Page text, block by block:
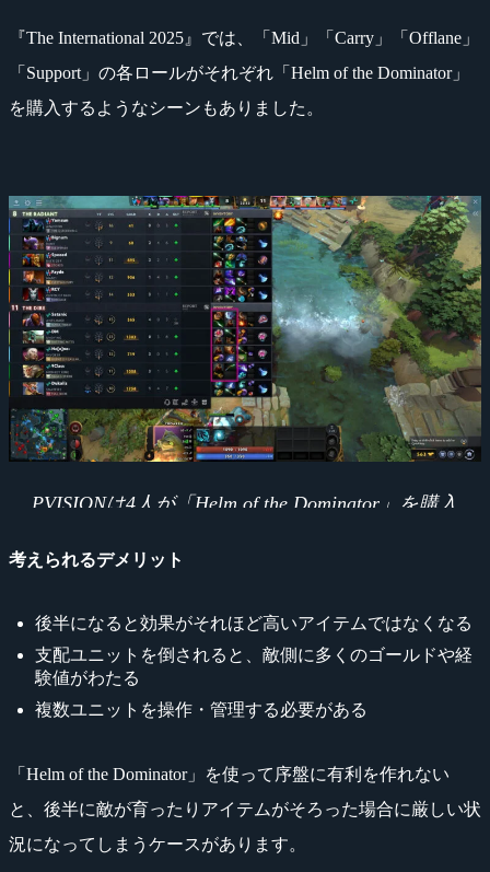
『The International 2025』では、「Mid」「Carry」「Offlane」
「Support」の各ロールがそれぞれ「Helm of the Dominator」
を購入するようなシーンもありました。
PVISIONは4人が「Helm of the Dominator」を購入
考えられるデメリット
後半になると効果がそれほど高いアイテムではなくなる
支配ユニットを倒されると、敵側に多くのゴールドや経
験値がわたる
複数ユニットを操作・管理する必要がある
「Helm of the Dominator」を使って序盤に有利を作れない
と、後半に敵が育ったりアイテムがそろった場合に厳しい状
況になってしまうケースがあります。